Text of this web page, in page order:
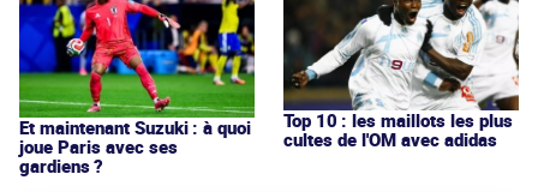
Et maintenant Suzuki : à quoi
joue Paris avec ses
gardiens ?
Top 10 : les maillots les plus
cultes de l'OM avec adidas